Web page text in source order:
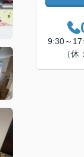
9:30～
（